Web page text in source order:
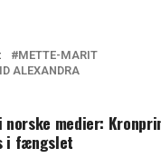
Marit bryder
med trist
METTE-MARIT
ALEXANDRA
medier:
i fængslet